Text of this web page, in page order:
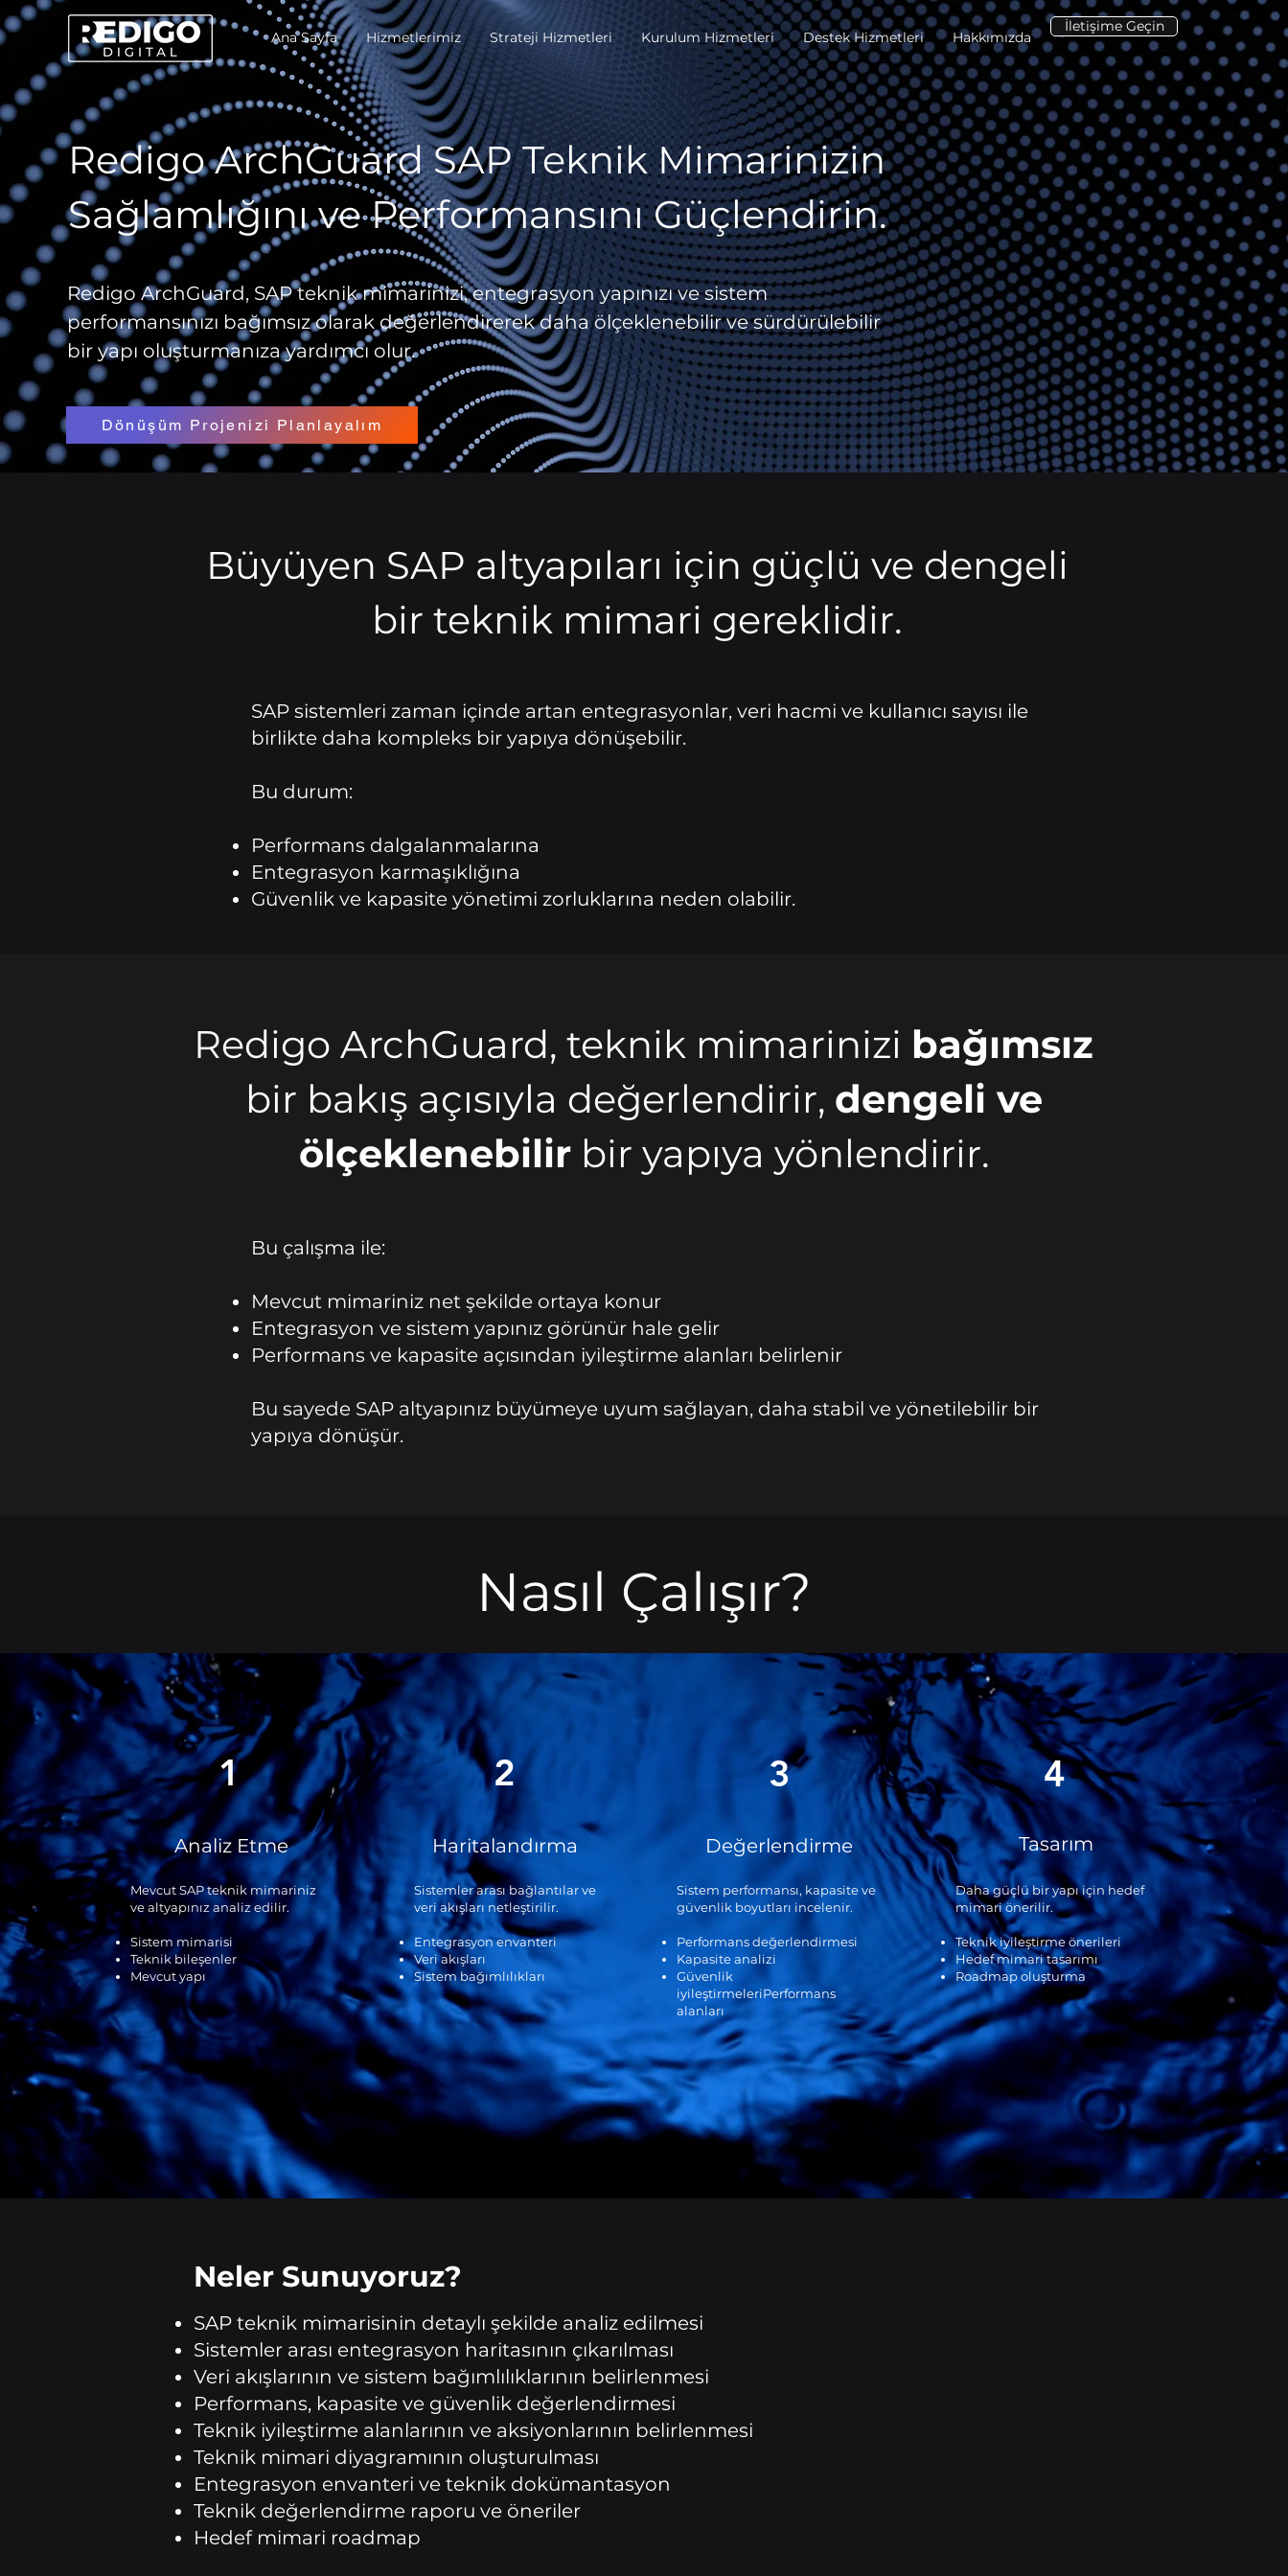
Ana Sayfa Hizmetlerimiz Strateji Hizmetleri Kurulum Hizmetleri Destek Hizmetleri Hakkımızda
İletişime Geçin
Redigo ArchGuard SAP Teknik Mimarinizin
Sağlamlığını ve Performansını Güçlendirin.
Redigo ArchGuard, SAP teknik mimarinizi, entegrasyon yapınızı ve sistem
performansınızı bağımsız olarak değerlendirerek daha ölçeklenebilir ve sürdürülebilir
bir yapı oluşturmanıza yardımcı olur.
Dönüşüm Projenizi Planlayalım
Büyüyen SAP altyapıları için güçlü ve dengeli
bir teknik mimari gereklidir.
SAP sistemleri zaman içinde artan entegrasyonlar, veri hacmi ve kullanıcı sayısı ile
birlikte daha kompleks bir yapıya dönüşebilir.
Bu durum:
Performans dalgalanmalarına
Entegrasyon karmaşıklığına
Güvenlik ve kapasite yönetimi zorluklarına neden olabilir.
Redigo ArchGuard, teknik mimarinizi bağımsız
bir bakış açısıyla değerlendirir, dengeli ve
ölçeklenebilirbir yapıya yönlendirir.
Bu çalışma ile:
Mevcut mimariniz net şekilde ortaya konur
Entegrasyon ve sistem yapınız görünür hale gelir
Performans ve kapasite açısından iyileştirme alanları belirlenir
Bu sayede SAP altyapınız büyümeye uyum sağlayan, daha stabil ve yönetilebilir bir
yapıya dönüşür.
Nasıl Çalışır?
Analiz Etme
Mevcut SAP teknik mimariniz
ve altyapınız analiz edilir.
Sistem mimarisi
Teknik bileşenler
Mevcut yapı
1
Haritalandırma
Sistemler arası bağlantılar ve
veri akışları netleştirilir.
Entegrasyon envanteri
Veri akışları
Sistem bağımlılıkları
2
Değerlendirme
Sistem performansı, kapasite ve
güvenlik boyutları incelenir.
Performans değerlendirmesi
Kapasite analizi
Güvenlik
iyileştirmeleriPerformans
alanları
3
Tasarım
Daha güçlü bir yapı için hedef
mimari önerilir.
Teknik iyileştirme önerileri
Hedef mimari tasarımı
Roadmap oluşturma
4
Neler Sunuyoruz?
SAP teknik mimarisinin detaylı şekilde analiz edilmesi
Sistemler arası entegrasyon haritasının çıkarılması
Veri akışlarının ve sistem bağımlılıklarının belirlenmesi
Performans, kapasite ve güvenlik değerlendirmesi
Teknik iyileştirme alanlarının ve aksiyonlarının belirlenmesi
Teknik mimari diyagramının oluşturulması
Entegrasyon envanteri ve teknik dokümantasyon
Teknik değerlendirme raporu ve öneriler
Hedef mimari roadmap